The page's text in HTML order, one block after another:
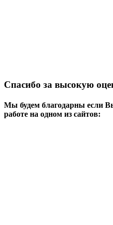
Спасибо за высокую
Мы будем благодарны если
работе на одном из сайтов: